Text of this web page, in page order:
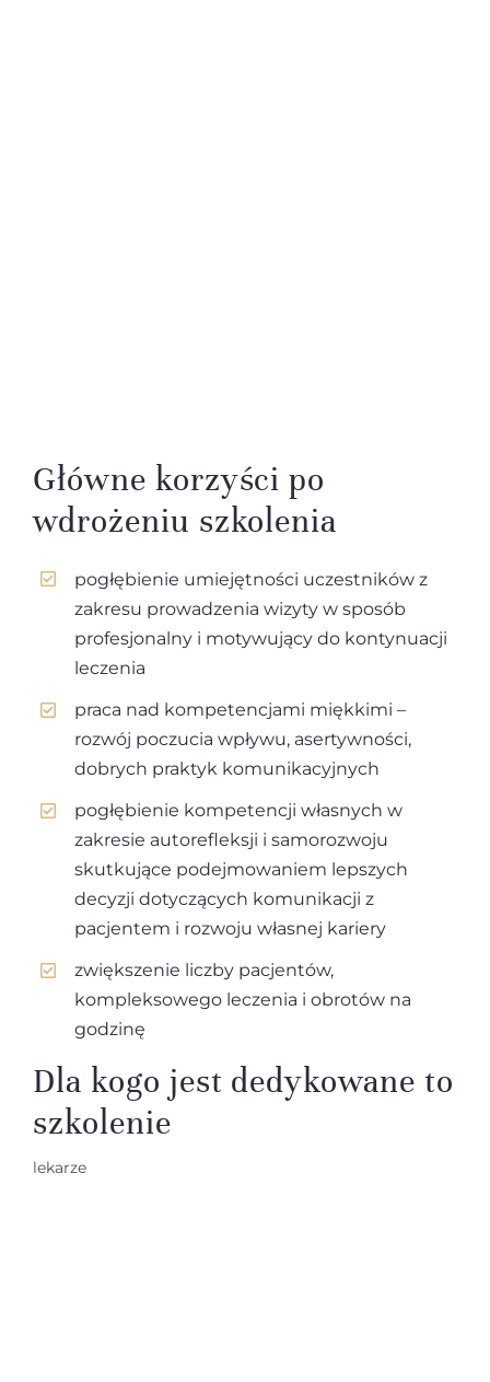
Główne korzyści po
wdrożeniu szkolenia
pogłębienie umiejętności uczestników z
zakresu prowadzenia wizyty w sposób
profesjonalny i motywujący do kontynuacji
leczenia
praca nad kompetencjami miękkimi –
rozwój poczucia wpływu, asertywności,
dobrych praktyk komunikacyjnych
pogłębienie kompetencji własnych w
zakresie autorefleksji i samorozwoju
skutkujące podejmowaniem lepszych
decyzji dotyczących komunikacji z
pacjentem i rozwoju własnej kariery
zwiększenie liczby pacjentów,
kompleksowego leczenia i obrotów na
godzinę
Dla kogo jest dedykowane to
szkolenie
lekarze